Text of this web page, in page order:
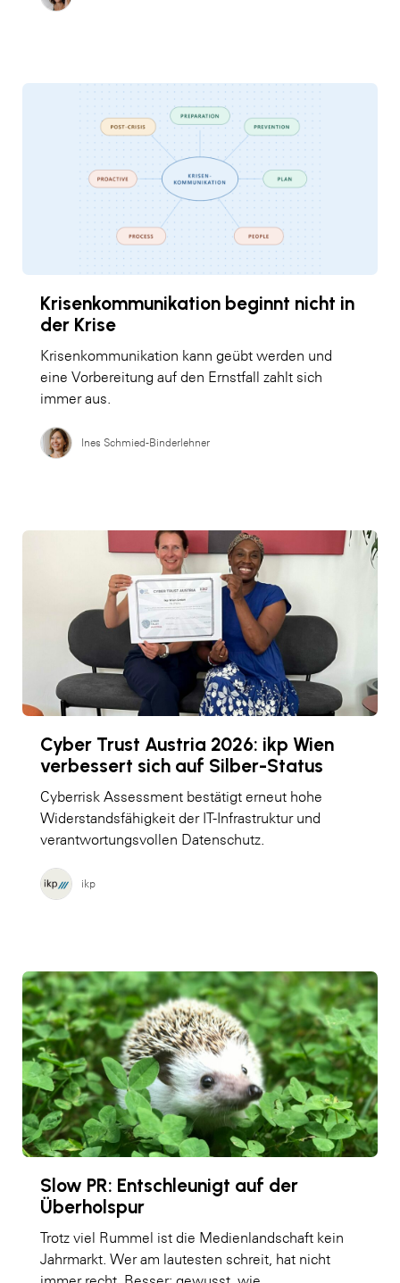
Krisenkommunikation beginnt nicht in
der Krise
Krisenkommunikation kann geübt werden und
eine Vorbereitung auf den Ernstfall zahlt sich
immer aus.
Ines Schmied-Binderlehner
Cyber Trust Austria 2026: ikp Wien
verbessert sich auf Silber-Status
Cyberrisk Assessment bestätigt erneut hohe
Widerstandsfähigkeit der IT-Infrastruktur und
verantwortungsvollen Datenschutz.
ikp
Slow PR: Entschleunigt auf der
Überholspur
Trotz viel Rummel ist die Medienlandschaft kein
Jahrmarkt. Wer am lautesten schreit, hat nicht